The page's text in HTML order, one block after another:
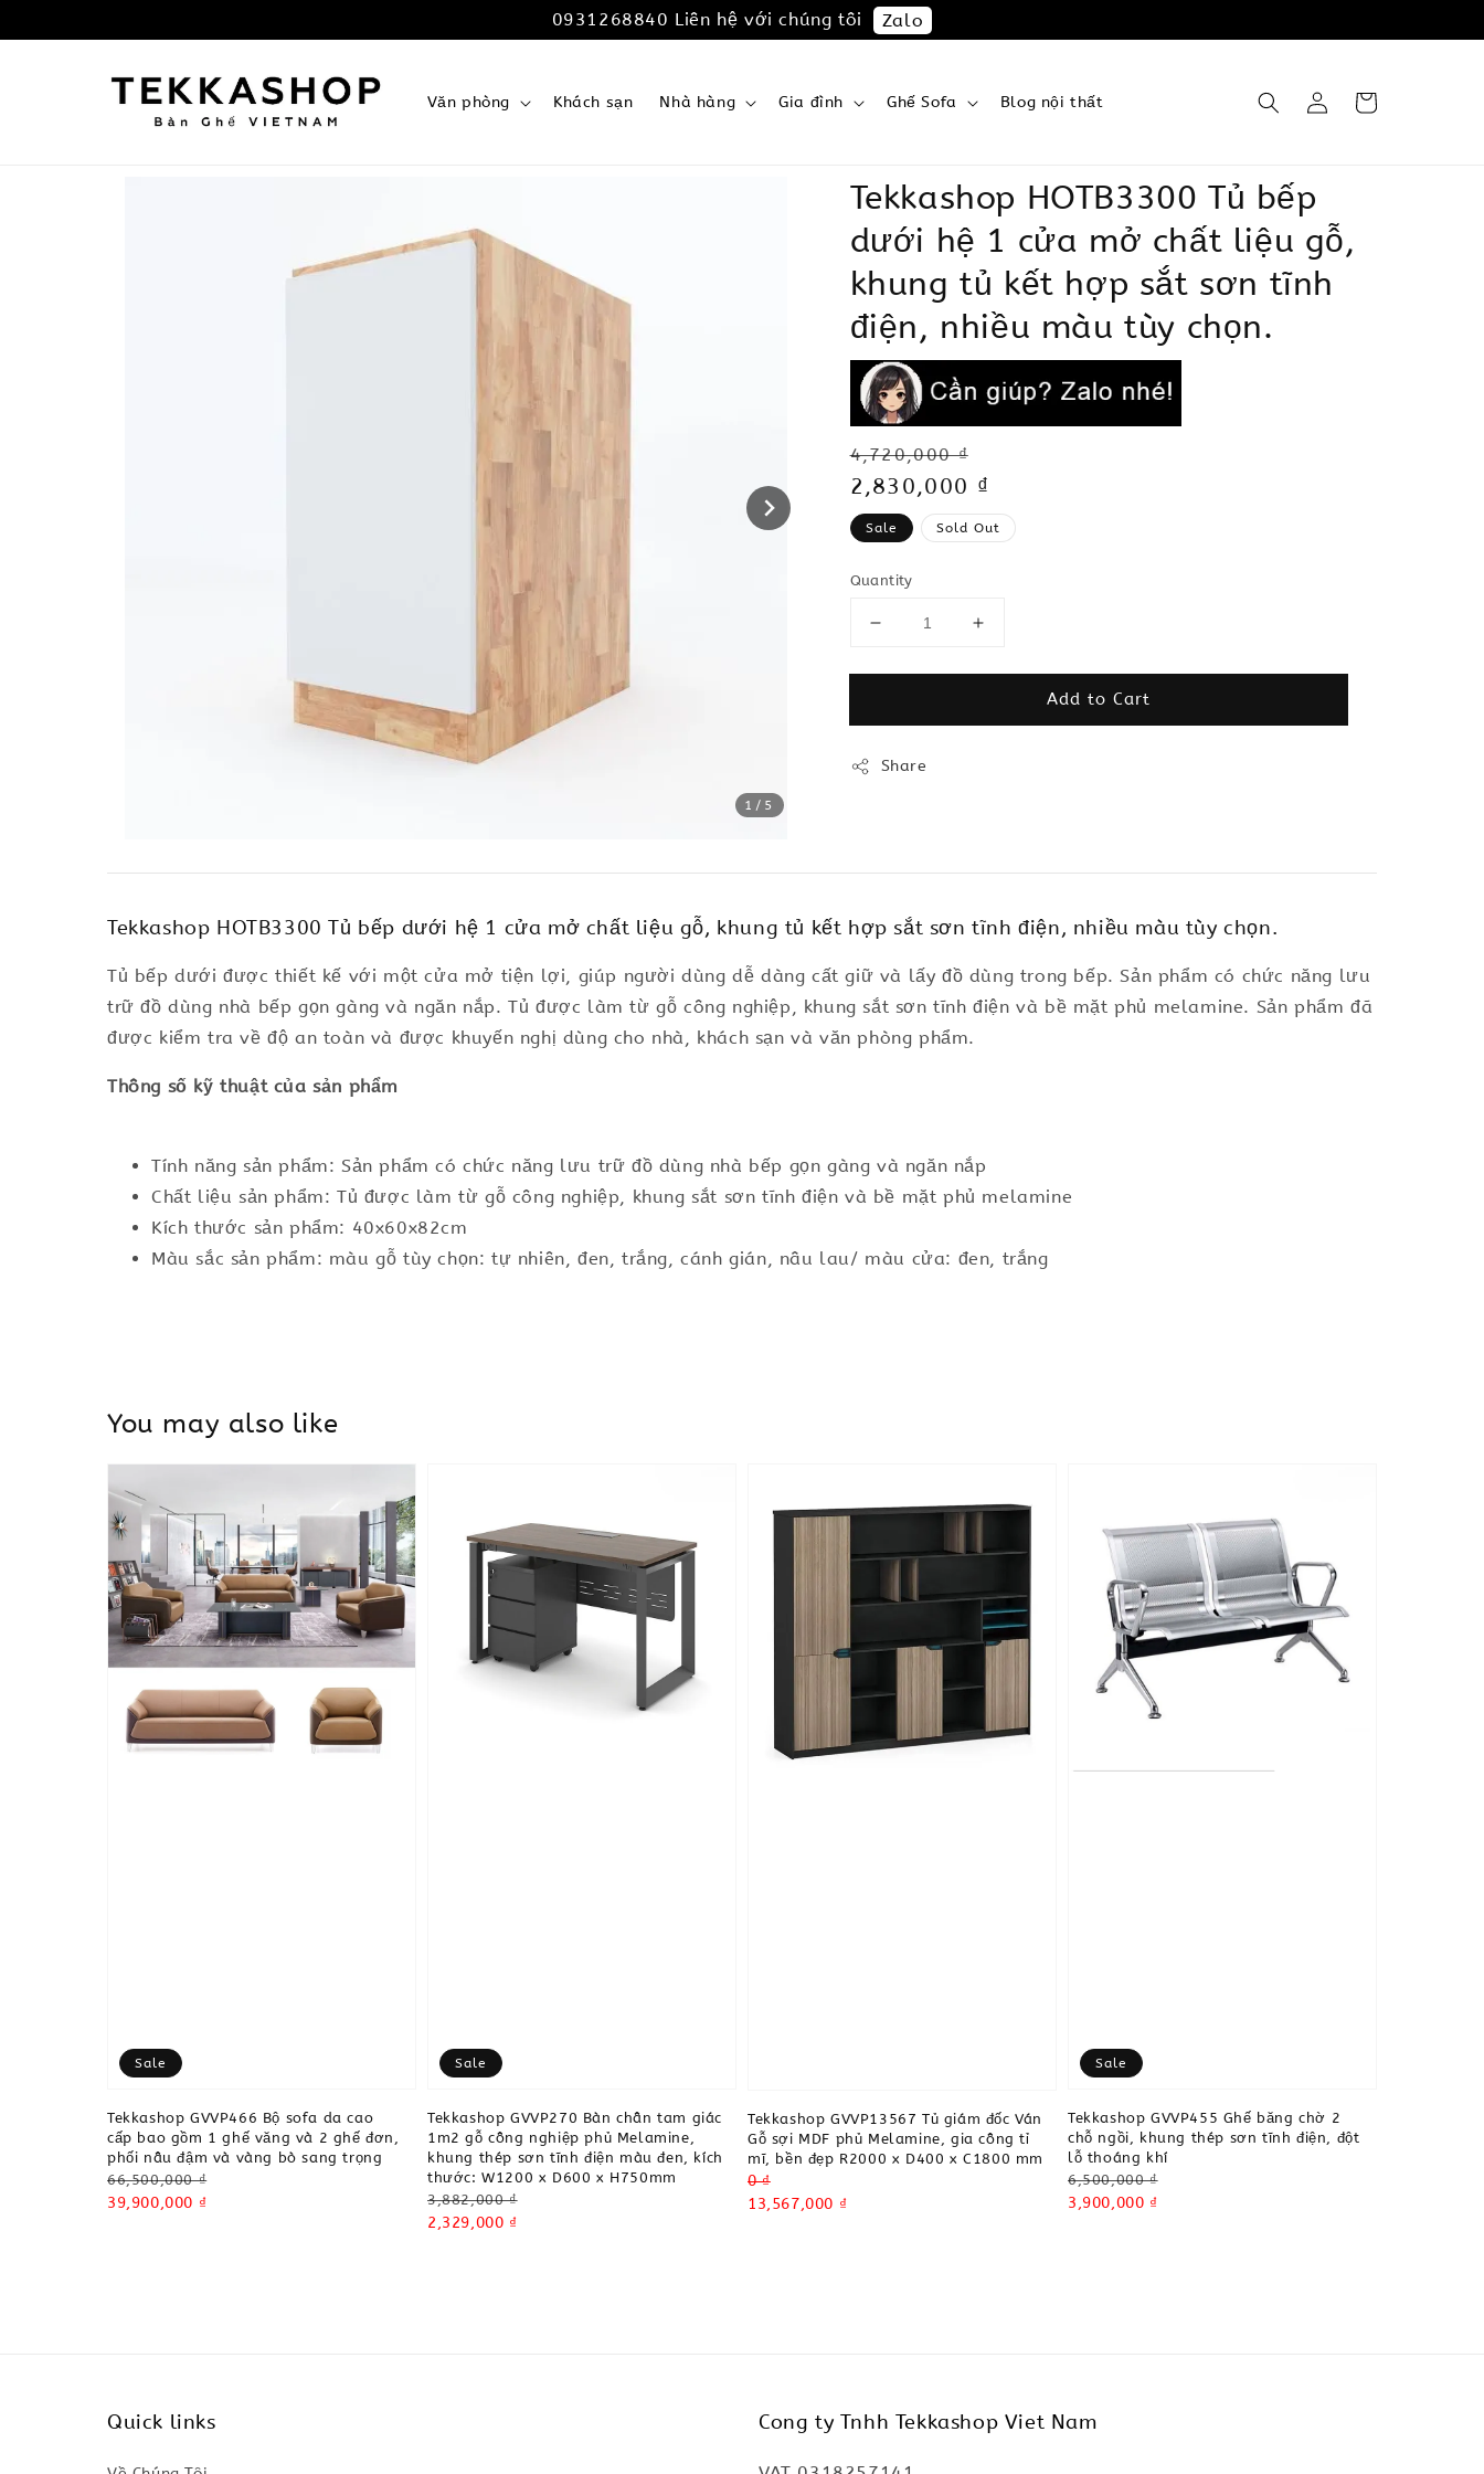
0931268840 Liên hệ với chúng tôi Zalo
Văn phòng Khách sạn Nhà hàng Gia đình Ghế Sofa Blog nội thất
1 /5
Tekkashop HOTB3300 Tủ bếp
dưới hệ 1 cửa mở chất liệu gỗ,
khung tủ kết hợp sắt sơn tĩnh
điện, nhiều màu tùy chọn.
Regular
price
4,720,000 ₫
Sale
price
2,830,000 ₫
Sale Sold Out
Quantity
Add to Cart
Share
Tekkashop HOTB3300 Tủ bếp dưới hệ 1 cửa mở chất liệu gỗ, khung tủ kết hợp sắt sơn tĩnh điện, nhiều màu tùy chọn.
Tủ bếp dưới được thiết kế với một cửa mở tiện lợi, giúp người dùng dễ dàng cất giữ và lấy đồ dùng trong bếp. Sản phẩm có chức năng lưu
trữ đồ dùng nhà bếp gọn gàng và ngăn nắp. Tủ được làm từ gỗ công nghiệp, khung sắt sơn tĩnh điện và bề mặt phủ melamine. Sản phẩm đã
được kiểm tra về độ an toàn và được khuyến nghị dùng cho nhà, khách sạn và văn phòng phẩm.
Thông số kỹ thuật của sản phẩm
Tính năng sản phẩm: Sản phẩm có chức năng lưu trữ đồ dùng nhà bếp gọn gàng và ngăn nắp
Chất liệu sản phẩm: Tủ được làm từ gỗ công nghiệp, khung sắt sơn tĩnh điện và bề mặt phủ melamine
Kích thước sản phẩm: 40x60x82cm
Màu sắc sản phẩm: màu gỗ tùy chọn: tự nhiên, đen, trắng, cánh gián, nâu lau/ màu cửa: đen, trắng
You may also like
Sale
Tekkashop GVVP466 Bộ sofa da cao
cấp bao gồm 1 ghế văng và 2 ghế đơn,
phối nâu đậm và vàng bò sang trọng
Regular
price
66,500,000 ₫
Sale
39,900,000 ₫
Sale
Tekkashop GVVP270 Bàn chân tam giác
1m2 gỗ công nghiệp phủ Melamine,
khung thép sơn tĩnh điện màu đen, kích
thước: W1200 x D600 x H750mm
Regular
price
3,882,000 ₫
Sale
2,329,000 ₫
Tekkashop GVVP13567 Tủ giám đốc Ván
Gỗ sợi MDF phủ Melamine, gia công tỉ
mĩ, bền đẹp R2000 x D400 x C1800 mm
Regular
price
0 ₫
Sale
13,567,000 ₫
Sale
Tekkashop GVVP455 Ghế băng chờ 2
chỗ ngồi, khung thép sơn tĩnh điện, đột
lỗ thoáng khí
Regular
price
6,500,000 ₫
Sale
3,900,000 ₫
Quick links Cong ty Tnhh Tekkashop Viet Nam